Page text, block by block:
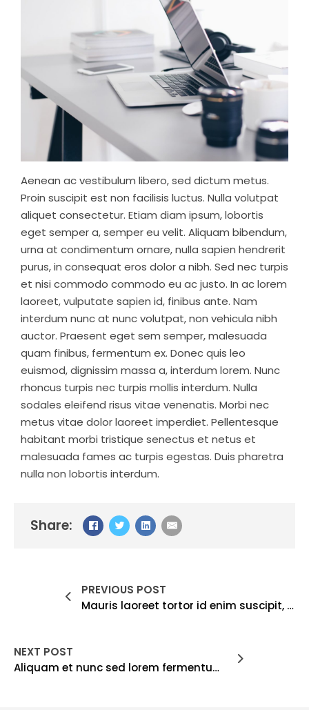
Aenean ac vestibulum libero, sed dictum metus.
Proin suscipit est non facilisis luctus. Nulla volutpat
aliquet consectetur. Etiam diam ipsum, lobortis
eget semper a, semper eu velit. Aliquam bibendum,
urna at condimentum ornare, nulla sapien hendrerit
purus, in consequat eros dolor a nibh. Sed nec turpis
et nisi commodo commodo eu ac justo. In ac lorem
laoreet, vulputate sapien id, finibus ante. Nam
interdum nunc at nunc volutpat, non vehicula nibh
auctor. Praesent eget sem semper, malesuada
quam finibus, fermentum ex. Donec quis leo
euismod, dignissim massa a, interdum lorem. Nunc
rhoncus turpis nec turpis mollis interdum. Nulla
sodales eleifend risus vitae venenatis. Morbi nec
metus vitae dolor laoreet imperdiet. Pellentesque
habitant morbi tristique senectus et netus et
malesuada fames ac turpis egestas. Duis pharetra
nulla non lobortis interdum.
Share:
PREVIOUS POST
Mauris laoreet tortor id enim suscipit, a aliquet purus gravida. Nam lacinia et massa a varius
NEXT POST
Aliquam et nunc sed lorem fermentum condimentum id eu neque